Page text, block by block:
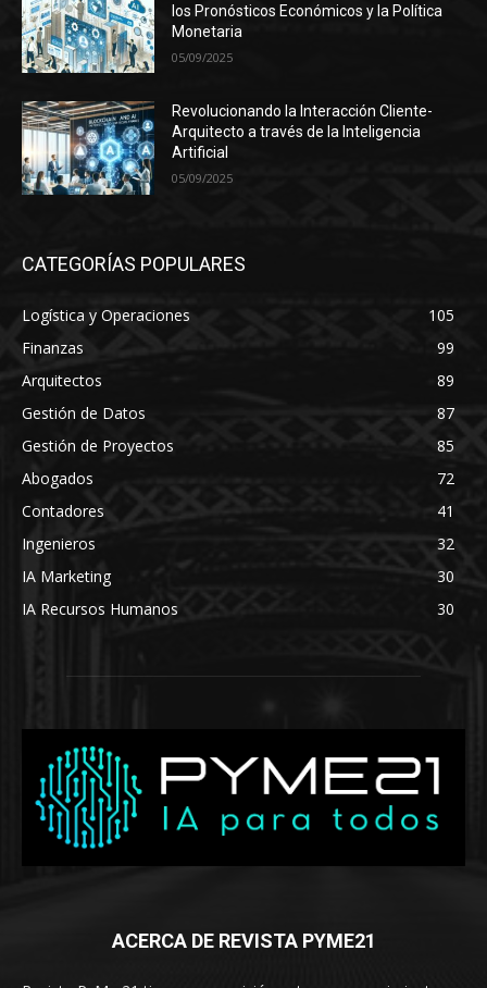
los Pronósticos Económicos y la Política
Monetaria
05/09/2025
Revolucionando la Interacción Cliente-
Arquitecto a través de la Inteligencia
Artificial
05/09/2025
CATEGORÍAS POPULARES
Logística y Operaciones
105
Finanzas
99
Arquitectos
89
Gestión de Datos
87
Gestión de Proyectos
85
Abogados
72
Contadores
41
Ingenieros
32
IA Marketing
30
IA Recursos Humanos
30
ACERCA DE REVISTA PYME21